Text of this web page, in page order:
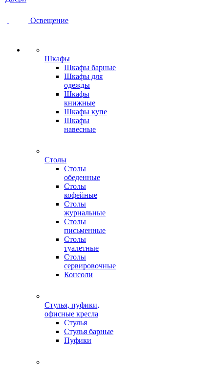
Освещение
Шкафы
Шкафы барные
Шкафы для
одежды
Шкафы
книжные
Шкафы купе
Шкафы
навесные
Столы
Столы
обеденные
Столы
кофейные
Столы
журнальные
Столы
письменные
Столы
туалетные
Столы
сервировочные
Консоли
Стулья, пуфики,
офисные кресла
Стулья
Стулья барные
Пуфики